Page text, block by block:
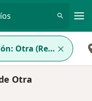
Otra (Reembolso)
Otra